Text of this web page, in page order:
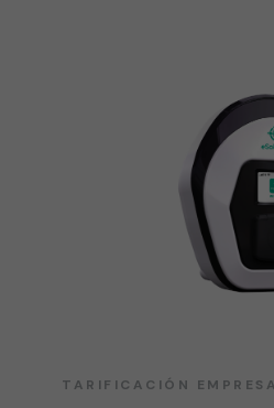
TARIFICACIÓN